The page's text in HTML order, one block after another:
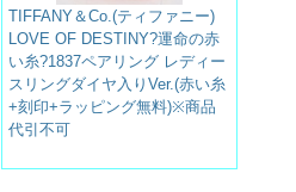
TIFFANY＆Co.(ティファニー)
LOVE OF DESTINY?運命の赤
い糸?1837ペアリング レディー
スリングダイヤ入りVer.(赤い糸
+刻印+ラッピング無料)※商品
代引不可